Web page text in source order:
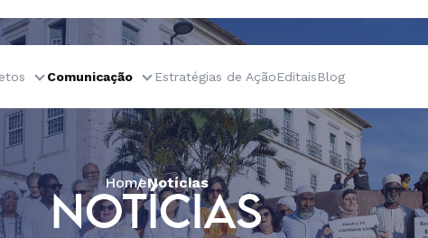
Comunicação Estratégias de AçãoEditaisBlog
HomeNotícias
NOTÍCIAS